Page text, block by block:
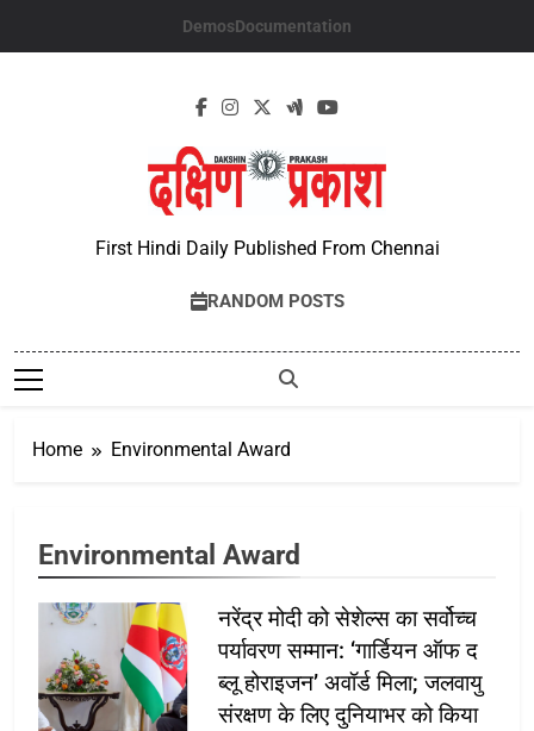
DemosDocumentation
First Hindi Daily Published From Chennai
RANDOM POSTS
Home Environmental Award
Environmental Award
नरेंद्र मोदी को सेशेल्स का सर्वोच्च
पर्यावरण सम्मान: ‘गार्डियन ऑफ द
ब्लू होराइजन’ अवॉर्ड मिला; जलवायु
संरक्षण के लिए दुनियाभर को किया